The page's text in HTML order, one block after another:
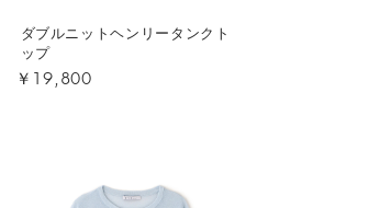
ダブルニットヘンリータンクト
ップ
￥19,800